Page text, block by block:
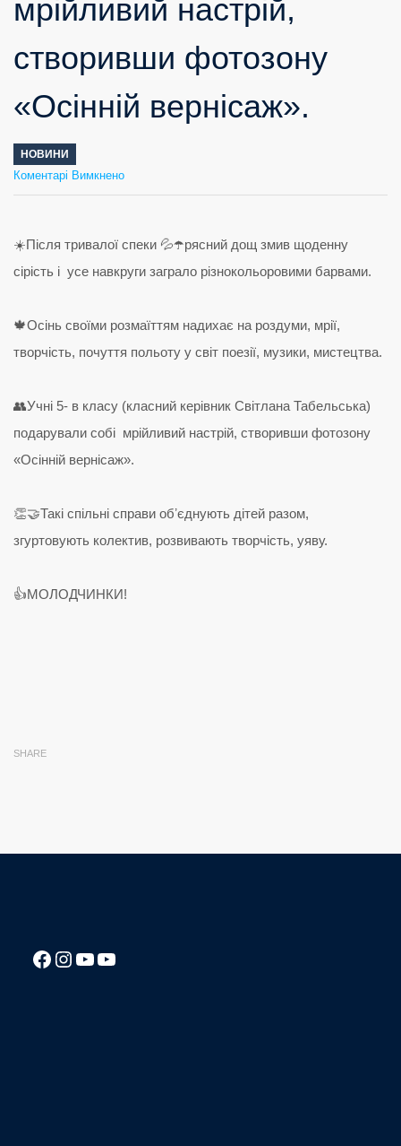
мрійливий настрій,
створивши фотозону
«Осінній вернісаж».
НОВИНИ
Коментарі Вимкненодо
Учні
5-
подарували
собі
мрійливий
☀️Після тривалої спеки 💦☂️рясний дощ змив щоденну
сірість і усе навкруги заграло різнокольоровими барвами.
🍁Осінь своїми розмаїттям надихає на роздуми, мрії,
творчість, почуття польоту у світ поезії, музики, мистецтва.
👥Учні 5- в класу (класний керівник Світлана Табельська)
подарували собі мрійливий настрій, створивши фотозону
«Осінній вернісаж».
👏🤝Такі спільні справи обʼєднують дітей разом,
згуртовують колектив, розвивають творчість, уяву.
👍МОЛОДЧИНКИ!
SHARE
Посилання на Facebook сторінку ліцею
Instagram
Посилання на YouTube канал ліцеюПосилання на YouTube канал ліцею